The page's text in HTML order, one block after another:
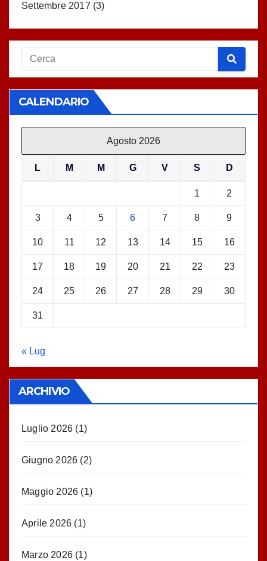
Settembre 2017 (3)
CALENDARIO
Agosto 2026
L M M G V S D
1 2
3 4 5 6 7 8 9
10 11 12 13 14 15 16
17 18 19 20 21 22 23
24 25 26 27 28 29 30
31
« Lug
ARCHIVIO
Luglio 2026 (1)
Giugno 2026 (2)
Maggio 2026 (1)
Aprile 2026 (1)
Marzo 2026 (1)